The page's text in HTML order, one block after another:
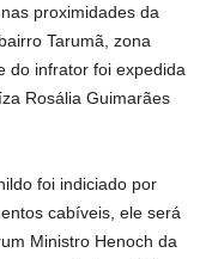
proximidades da
Tarumã, zona
do infrator foi expedida
Rosália Guimarães
foi indiciado por
cabíveis, ele será
Ministro Henoch da